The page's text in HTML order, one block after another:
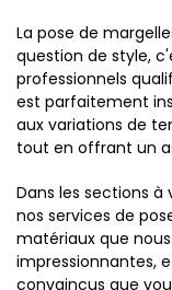
La pose de
question de style,
professionnels
est parfaitement
aux variations de
tout en offrant un
Dans les sections à
nos services de
matériaux que
impressionnantes,
convaincus que